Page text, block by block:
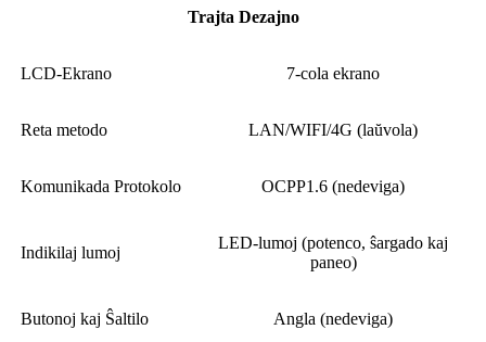
Trajta Dezajno
LCD-Ekrano 7-cola ekrano
Reta metodo LAN/WIFI/4G (laŭvola)
Komunikada Protokolo OCPP1.6 (nedeviga)
Indikilaj lumoj
LED-lumoj (potenco, ŝargado kaj
paneo)
Butonoj kaj Ŝaltilo Angla (nedeviga)